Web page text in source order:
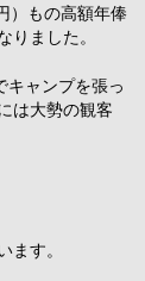
）もの高額年俸
りました。
ャンプを張っ
は大勢の観客
す。